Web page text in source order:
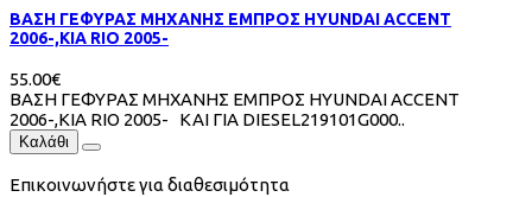
ΒΑΣΗ ΓΕΦΥΡΑΣ ΜΗΧΑΝΗΣ ΕΜΠΡΟΣ HYUNDAI ACCENT
2006-,KIA RIO 2005-
55.00€
ΒΑΣΗ ΓΕΦΥΡΑΣ ΜΗΧΑΝΗΣ ΕΜΠΡΟΣ HYUNDAI ACCENT
2006-,KIA RIO 2005- ΚΑΙ ΓΙΑ DIESEL219101G000..
Καλάθι
Επικοινωνήστε για διαθεσιμότητα